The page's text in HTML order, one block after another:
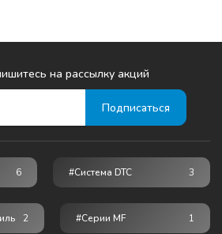
на рассылку акций
6 #Система DTC 3
2 #серии MF 1